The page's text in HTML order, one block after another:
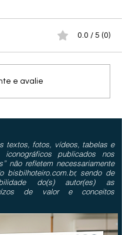
0.0 / 5 (0)
e avalie
textos, fotos, vídeos, tabelas e
iconográficos publicados nos
não refletem necessariamente
bisbilhoteiro.com.br, sendo de
do(s) autor(es) as
de valor e conceitos